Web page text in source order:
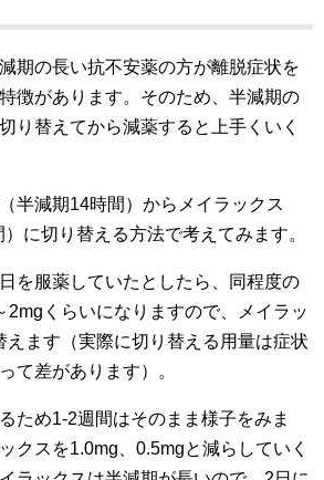
期の長い抗不安薬の方が離脱症状を
徴があります。そのため、半減期の
り替えてから減薬すると上手くいく
半減期14時間）からメイラックス
）に切り替える方法で考えてみます。
を服薬していたとしたら、同程度の
2mgくらいになりますので、メイラッ
えます（実際に切り替える用量は症状
て差があります）。
ため1-2週間はそのまま様子をみま
クスを1.0mg、0.5mgと減らしていく